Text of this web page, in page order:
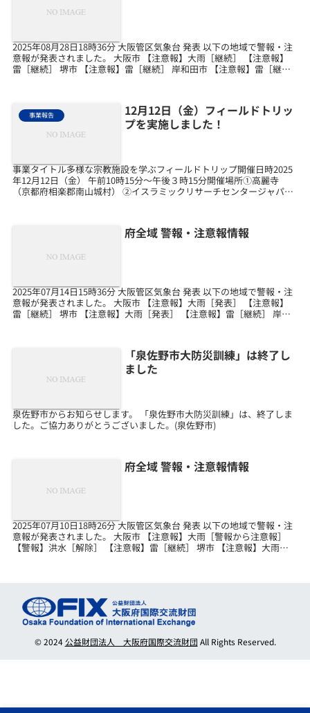
2025年08月28日18時36分 大阪管区気象台 発表 以下の地域で警報・注
意報が発表されました。 大阪市 【注意報】大雨［継続］ 【注意報】
雷［継続］ 堺市 【注意報】雷［継続］ 岸和田市 【注意報】雷［継
事業報告
12月12日（金）フィールドトリッ
プを実施しました！
事業タイトル多様な宗教施設を学ぶフィールドトリップ開催日時2025
年12月12日（金） 午前10時15分～午後３時15分開催場所①高麗寺
（京都府相楽郡南山城村） ②イスラミックリサーチセンタージャパン
府全域 警報・注意報情報
2025年07月14日15時36分 大阪管区気象台 発表 以下の地域で警報・注
意報が発表されました。 大阪市 【注意報】大雨［発表］ 【注意報】
雷［継続］ 堺市 【注意報】大雨［発表］ 【注意報】雷［継続］ 岸和
「泉佐野市大防災訓練」は終了し
ました
泉佐野市からお知らせします。 「泉佐野市大防災訓練」は、終了しま
した。ご協力ありがとうございました。(泉佐野市)
府全域 警報・注意報情報
2025年07月10日18時26分 大阪管区気象台 発表 以下の地域で警報・注
意報が発表されました。 大阪市 【注意報】大雨［警報から注意報］
【警報】洪水［解除］ 【注意報】雷［継続］ 堺市 【注意報】大雨
© 2024公益財団法人 大阪府国際交流財団 All Rights Reserved.